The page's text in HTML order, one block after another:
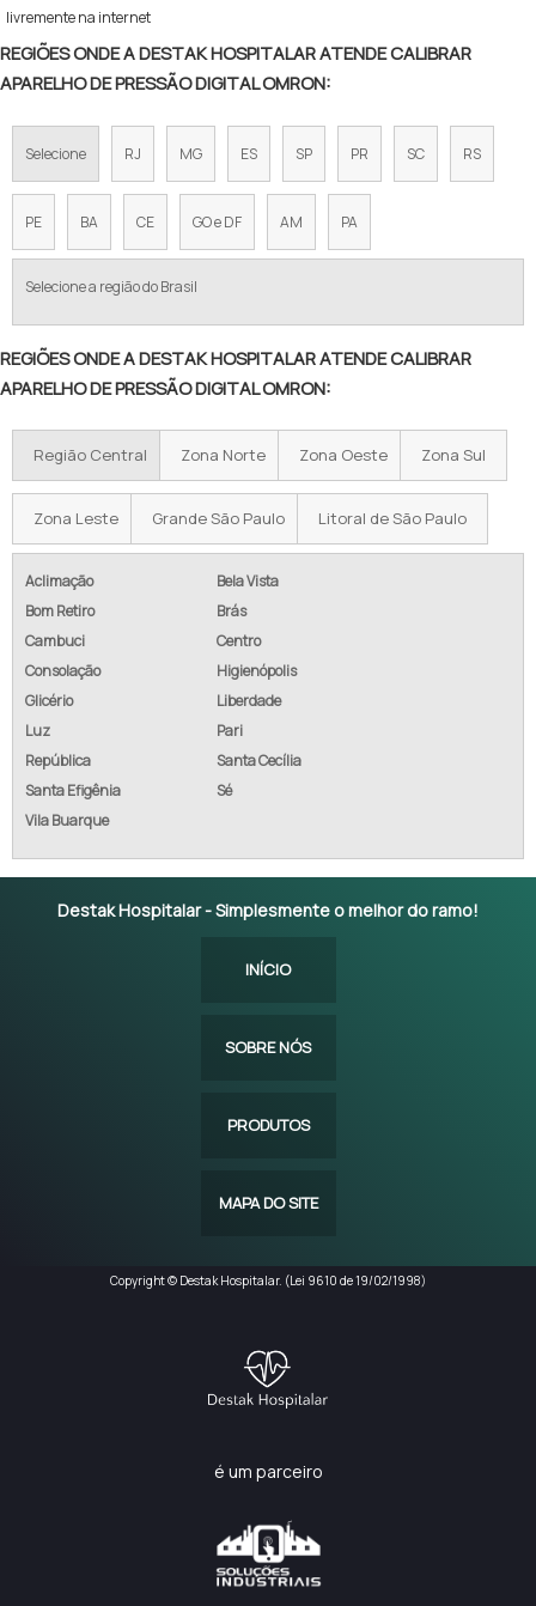
livremente na internet
REGIÕES ONDE A DESTAK HOSPITALAR ATENDE CALIBRAR
APARELHO DE PRESSÃO DIGITAL OMRON:
Selecione RJ MG ES SP PR SC RS
PE BA CE GO e DF AM PA
Selecione a região do Brasil
REGIÕES ONDE A DESTAK HOSPITALAR ATENDE CALIBRAR
APARELHO DE PRESSÃO DIGITAL OMRON:
Região Central Zona Norte Zona Oeste Zona Sul
Zona Leste Grande São Paulo Litoral de São Paulo
Aclimação
Bela Vista
Bom Retiro
Brás
Cambuci
Centro
Consolação
Higienópolis
Glicério
Liberdade
Luz
Pari
República
Santa Cecília
Santa Efigênia
Sé
Vila Buarque
Destak Hospitalar - Simplesmente o melhor do ramo!
INÍCIO
SOBRE NÓS
PRODUTOS
MAPA DO SITE
Copyright © Destak Hospitalar. (Lei 9610 de 19/02/1998)
é um parceiro